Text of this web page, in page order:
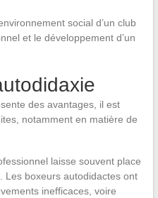
social d’un club
et le développement d’un
des avantages, il est
notamment en matière de
laisse souvent place
Les boxeurs autodidactes ont
inefficaces, voire